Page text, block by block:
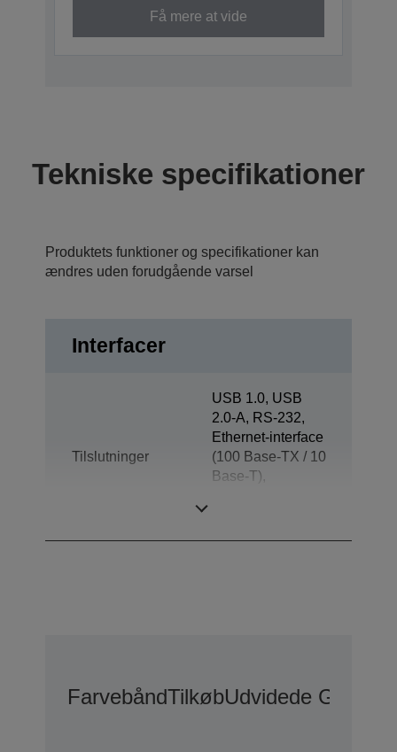
Få mere at vide
Tekniske specifikationer
Produktets funktioner og specifikationer kan
ændres uden forudgående varsel
Interfacer
Tilslutninger
USB 1.0, USB
2.0-A, RS-232,
Ethernet-interface
(100 Base-TX / 10
Base-T),
FarvebåndTilkøbUdvidede